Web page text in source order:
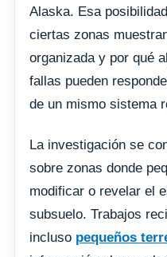
Alaska. Esa
ciertas zonas
organizada y por qué
fallas pueden
de un mismo sistema
La investigación se
sobre zonas donde
modificar o revelar el
subsuelo. Trabajos
incluso pequeños